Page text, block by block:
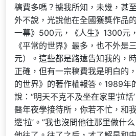
稿費多嗎？據我所知，未幾，甚
外不說，光說他在全國獲獎作品
一幕》500元，《人生》1300元
《平常的世界》最多，也不外是
元）。這些都是路遠告知我的，
正確，但有一宗稿費我是明白的
的世界》的著作權報答。1989年
說：“明天不克不及坐在家里‘拉
醫年夜學接待所，你若不忙，和
邊‘拉’。”我也沒問他往那里做什么